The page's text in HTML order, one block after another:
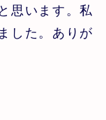
思います。私
した。ありが